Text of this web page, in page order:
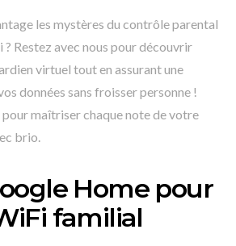
les mystères du contrôle parental
Restez avec nous pour découvrir
virtuel tout en assurant une
données sans froisser personne !
maîtriser chaque note de votre
brio.
Home pour
familial